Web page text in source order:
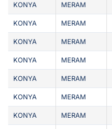
KONYA MERAM
KONYA MERAM
KONYA MERAM
KONYA MERAM
KONYA MERAM
KONYA MERAM
KONYA MERAM